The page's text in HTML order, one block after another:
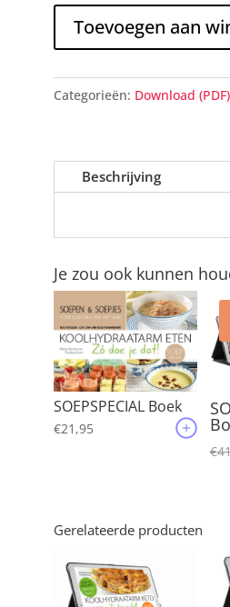
Toevoegen aan
Categorieën: Download (PDF)
Beschrijving
Je zou ook kunnen
SOEPSPECIAL Boek
€21,95
€
Gerelateerde producten